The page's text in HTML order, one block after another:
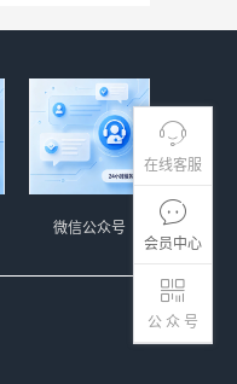
在线客服
会员中心
公 众 号
微信公众号